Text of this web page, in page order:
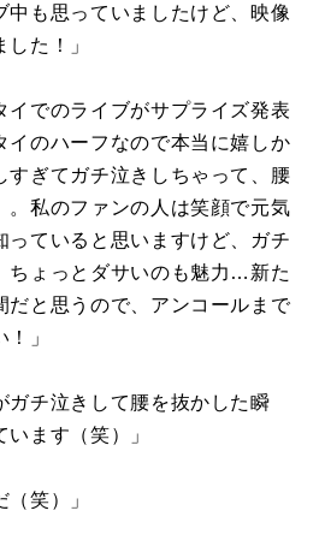
中も思っていましたけど、映像
た！」
イでのライブがサプライズ発表
イのハーフなので本当に嬉しか
すぎてガチ泣きしちゃって、腰
。私のファンの人は笑顔で元気
っていると思いますけど、ガチ
ちょっとダサいのも魅力…新た
だと思うので、アンコールまで
」
ガチ泣きして腰を抜かした瞬
ます（笑）」
笑）」